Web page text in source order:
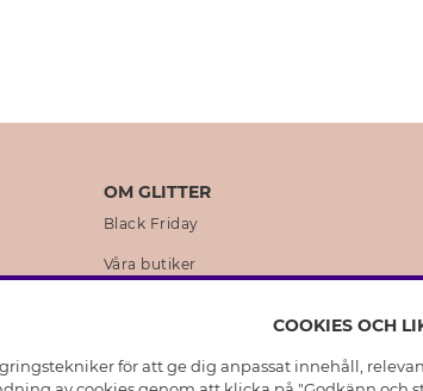
OM GLITTER
Black Friday
Våra butiker
Hållbarhet
COOKIES OCH
för att ge dig anpassat innehåll,